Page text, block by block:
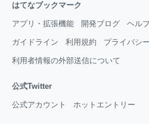
はてなブックマーク
アプリ・拡張機能 開発ブログ ヘル
ガイドライン 利用規約 プライバシ
利用者情報の外部送信について
公式Twitter
公式アカウント ホットエントリー